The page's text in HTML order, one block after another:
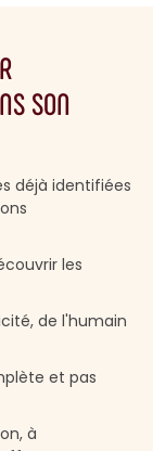
SON
déjà identifiées
les
de l'humain
et pas
à